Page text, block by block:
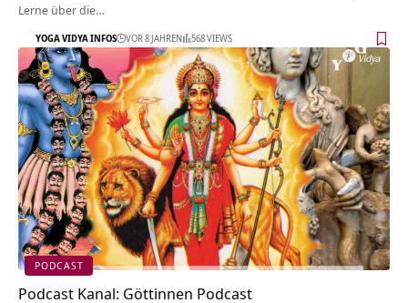
Lerne über die…
YOGA VIDYA INFOS VOR 8 JAHREN 568 VIEWS
PODCAST
Podcast Kanal: Göttinnen Podcast